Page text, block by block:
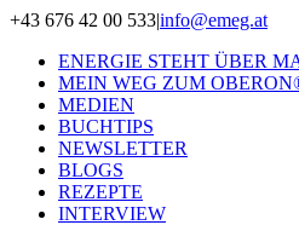
Zum
springen
+43 676 42 00 533|info@emeg.at
ENERGIE STEHT ÜBER
MEIN WEG ZUM
MEDIEN
BUCHTIPS
NEWSLETTER
BLOGS
REZEPTE
INTERVIEW